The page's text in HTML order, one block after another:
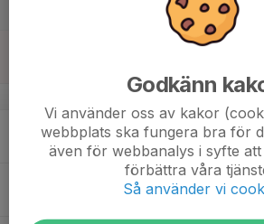
v.12
Godkänn
Vi använder oss av kakor
webbplats ska fungera bra för
även för webbanalys i syfte
förbättra våra
Så använder vi